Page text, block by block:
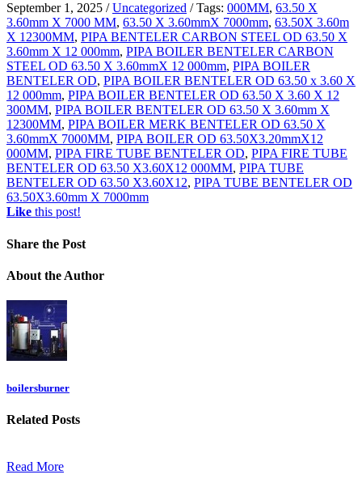
September 1, 2025 / Uncategorized / Tags: 000MM, 63.50 X
3.60mm X 7000 MM, 63.50 X 3.60mmX 7000mm, 63.50X 3.60m
X 12300MM, PIPA BENTELER CARBON STEEL OD 63.50 X
3.60mm X 12 000mm, PIPA BOILER BENTELER CARBON
STEEL OD 63.50 X 3.60mmX 12 000mm, PIPA BOILER
BENTELER OD, PIPA BOILER BENTELER OD 63.50 x 3.60 X
12 000mm, PIPA BOILER BENTELER OD 63.50 X 3.60 X 12
300MM, PIPA BOILER BENTELER OD 63.50 X 3.60mm X
12300MM, PIPA BOILER MERK BENTELER OD 63.50 X
3.60mmX 7000MM, PIPA BOILER OD 63.50X3.20mmX12
000MM, PIPA FIRE TUBE BENTELER OD, PIPA FIRE TUBE
BENTELER OD 63.50 X3.60X12 000MM, PIPA TUBE
BENTELER OD 63.50 X3.60X12, PIPA TUBE BENTELER OD
63.50X3.60mm X 7000mm
Like this post!
Share the Post
About the Author
boilersburner
Related Posts
Read More